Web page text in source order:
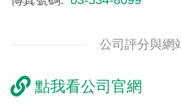
公司評分與網
點我看公司官網